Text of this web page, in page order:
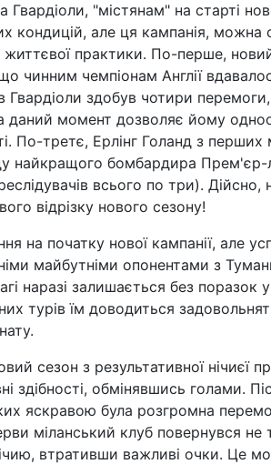
Гвардіоли, "містянам" на старті
кондицій, але ця кампанія, можна
практики. По-перше,
чинним чемпіонам Англії
здобув чотири перемоги,
момент дозволяє йому
По-третє, Ерлінг Голанд з перших
найкращого бомбардира Прем'єр-
всього по три).
відрізку нового сезону!
на початку нової кампанії, але
майбутніми опонентами з
наразі залишається без поразок у
турів їм доводиться
сезон з результативної
здібності, обмінявшись голами.
яскравою була розгромна
міланський клуб повернувся
втративши важливі очки. Це